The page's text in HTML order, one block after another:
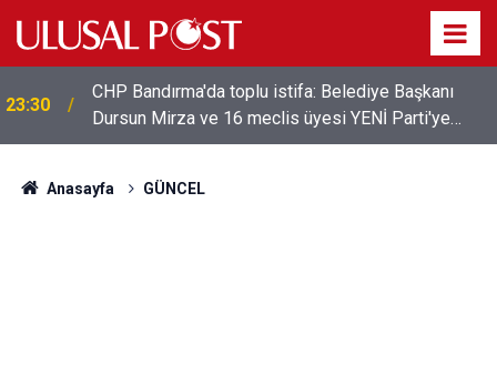
23:30
CHP Bandırma'da toplu istifa: Belediye Başkanı
Dursun Mirza ve 16 meclis üyesi YENİ Parti'ye
katıldı
Anasayfa GÜNCEL